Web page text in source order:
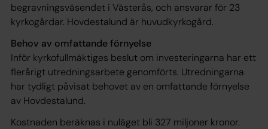
begravningsväsendet i Västerås, och ansvarar för 23
kyrkogårdar. Hovdestalund är huvudkyrkogård.
Behov av omfattande förnyelse
Inför kyrkofullmäktiges beslut om investeringarna har ett
flerårigt utredningsarbete genomförts. Utredningarna
har tydligt påvisat behovet av en omfattande förnyelse
av Hovdestalund.
Kostnaden beräknas i nuläget bli 327 miljoner kronor.